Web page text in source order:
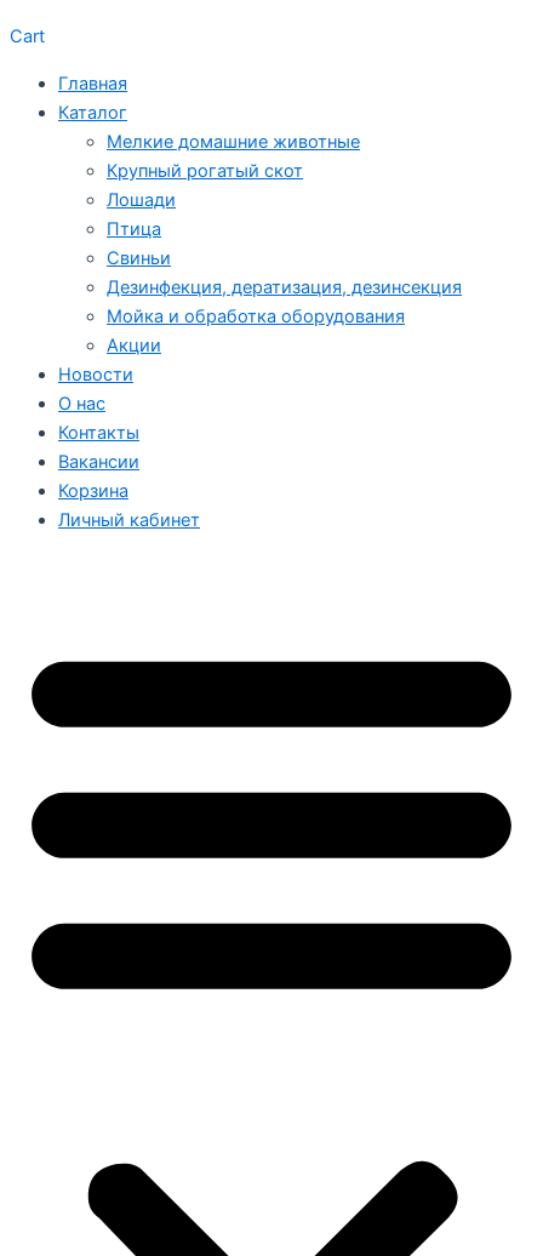
Cart
Главная
Каталог
Мелкие домашние животные
Крупный рогатый скот
Лошади
Птица
Свиньи
Дезинфекция, дератизация, дезинсекция
Мойка и обработка оборудования
Акции
Новости
О нас
Контакты
Вакансии
Корзина
Личный кабинет